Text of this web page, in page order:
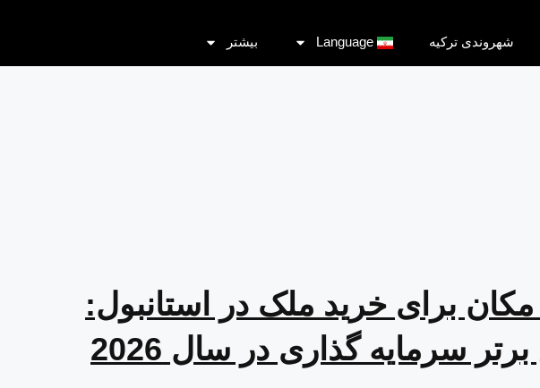
شهروندی ترکیه Language بیشتر
مکان برای خرید ملک در استانبول:
سرمایه گذاری در سال 2026